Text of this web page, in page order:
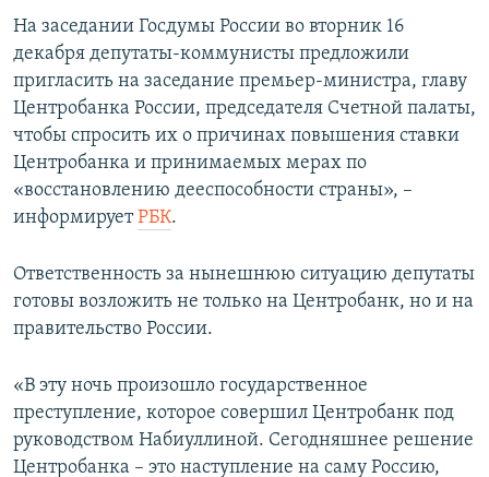
поискуИНФОГРАФИКА
ТЕЛЕПРОЕКТ КРЫМ.РЕАЛИИ
СОВЕТЫ ПРАВОЗАЩИТНИКОВ
ПРОПАВШИЕ БЕЗ ВЕСТИ
ПОБЕДИТЕЛЕЙ НЕ СУДЯТ?
КРЫМ.НЕПОКОРЕННЫЙ
УКРАИНСКАЯ ПРОБЛЕМА КРЫМА
КАК ОБОЙТИ БЛОКИРОВКУ
Українською
Qırımtatar
ПРИСОЕДИНЯЙТЕСЬ!
Все сайты RFE/RL
На заседании Госдумы России во вторник 16
декабря депутаты-коммунисты предложили
пригласить на заседание премьер-министра, главу
Центробанка России, председателя Счетной палаты,
чтобы спросить их о причинах повышения ставки
Центробанка и принимаемых мерах по
«восстановлению дееспособности страны», –
информируетРБК.
Ответственность за нынешнюю ситуацию депутаты
готовы возложить не только на Центробанк, но и на
правительство России.
«В эту ночь произошло государственное
преступление, которое совершил Центробанк под
руководством Набиуллиной. Сегодняшнее решение
Центробанка – это наступление на саму Россию,